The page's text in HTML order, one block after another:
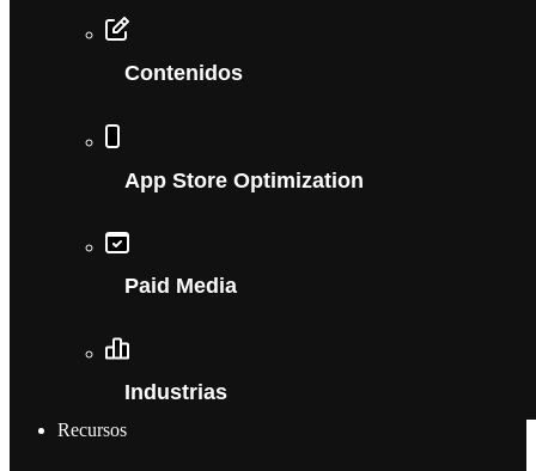
Contenidos
App Store Optimization
Paid Media
Industrias
Recursos